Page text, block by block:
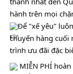
hành trên mọi
Để "xế yêu"
chuyến hàng cuối
trình ưu đãi đặc
MIỄN PHÍ